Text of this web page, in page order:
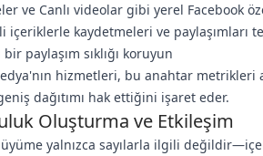
ve Canlı videolar gibi yerel Facebook
içeriklerle kaydetmeleri ve paylaşımları
bir paylaşım sıklığı koruyun
hizmetleri, bu anahtar
dağıtımı hak ettiğini işaret eder.
Oluşturma ve Etkileşim
yalnızca sayılarla ilgili